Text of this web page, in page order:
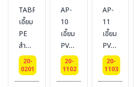
หน้า
1 ใบ
หน้า
1 ใบ
#BESTSAFE
TABPO02
เอี๊ยม
PE
สำหรับ
กัน
เปื้อน
สำหรับ
20-
0201
AP-
10
เอี๊ยม
PVC
สีน้ำเงิน
แบบ
เต็ม
20-
1102
AP-
11
เอี๊ยม
PVC
สี
เหลือง
ซับใน
20-
1103